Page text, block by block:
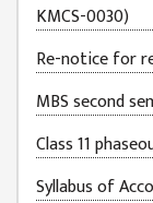
KMC
GRADUATED
STUDENT
ENROLLMENT
BUDGETS
KMCS-0030)
Re-notice for
MBS second
Class 11
Syllabus of